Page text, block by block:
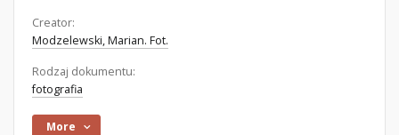
Creator:
Modzelewski, Marian. Fot.
Rodzaj dokumentu:
fotografia
More